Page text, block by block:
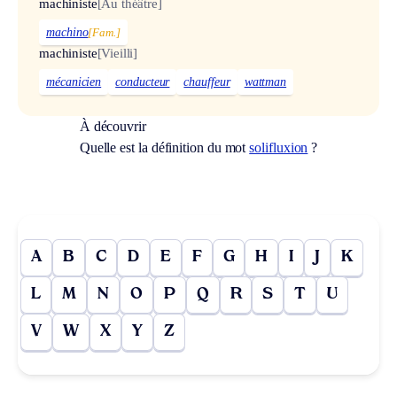
machiniste[Au théâtre]
machino[Fam.]
machiniste[Vieilli]
mécanicien conducteur chauffeur wattman
À découvrir
Quelle est la définition du motsolifluxion ?
A B C D E F G H I J K
L M N O P Q R S T U
V W X Y Z